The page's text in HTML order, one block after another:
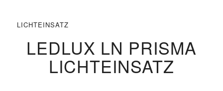
LICHTEINSATZ
LEDLUX LN PRISMA
LICHTEINSATZ